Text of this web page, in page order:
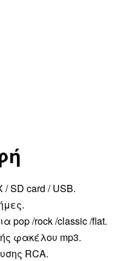
SD card / USB.
pop /rock /classic /flat.
φακέλου mp3.
RCA.